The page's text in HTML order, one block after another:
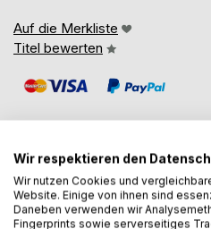
Auf die Merkliste
Titel bewerten
BESCHREIBUNG
Wir respektieren den
Wir nutzen Cookies und
Website. Einige von ihnen sind
Daneben verwenden wir
Fingerprints sowie serverseitiges